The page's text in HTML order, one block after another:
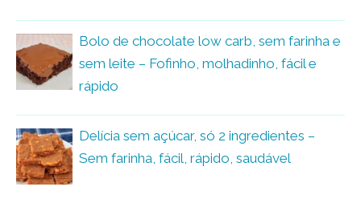
Bolo de chocolate low carb, sem farinha e
sem leite – Fofinho, molhadinho, fácil e
rápido
Delícia sem açúcar, só 2 ingredientes –
Sem farinha, fácil, rápido, saudável